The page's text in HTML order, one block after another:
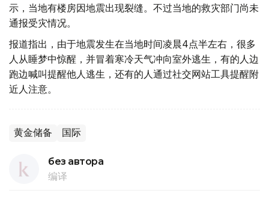
示，当地有楼房因地震出现裂缝。不过当地的救灾部门尚未
通报受灾情况。
报道指出，由于地震发生在当地时间凌晨4点半左右，很多
人从睡梦中惊醒，并冒着寒冷天气冲向室外逃生，有的人边
跑边喊叫提醒他人逃生，还有的人通过社交网站工具提醒附
近人注意。
黄金储备 国际
без автора
编译